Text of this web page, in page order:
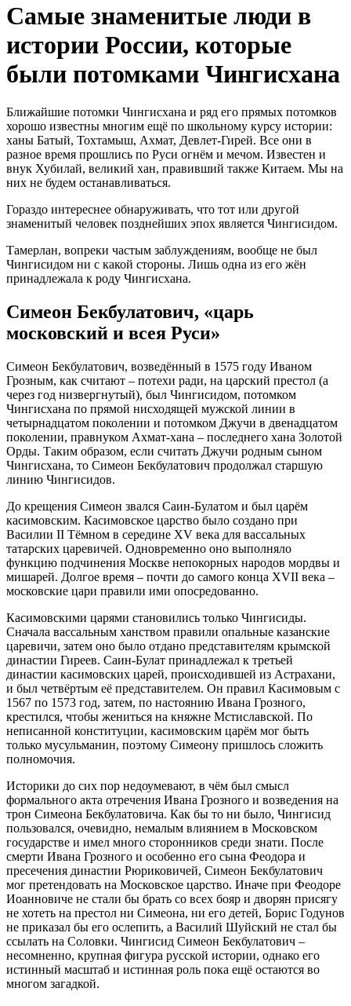
Самые знаменитые люди в
истории России, которые
были потомками Чингисхана
Ближайшие потомки Чингисхана и ряд его прямых потомков
хорошо известны многим ещё по школьному курсу истории:
ханы Батый, Тохтамыш, Ахмат, Девлет-Гирей. Все они в
разное время прошлись по Руси огнём и мечом. Известен и
внук Хубилай, великий хан, правивший также Китаем. Мы на
них не будем останавливаться.
Гораздо интереснее обнаруживать, что тот или другой
знаменитый человек позднейших эпох является Чингисидом.
Тамерлан, вопреки частым заблуждениям, вообще не был
Чингисидом ни с какой стороны. Лишь одна из его жён
принадлежала к роду Чингисхана.
Симеон Бекбулатович, «царь
московский и всея Руси»
Симеон Бекбулатович, возведённый в 1575 году Иваном
Грозным, как считают – потехи ради, на царский престол (а
через год низвергнутый), был Чингисидом, потомком
Чингисхана по прямой нисходящей мужской линии в
четырнадцатом поколении и потомком Джучи в двенадцатом
поколении, правнуком Ахмат-хана – последнего хана Золотой
Орды. Таким образом, если считать Джучи родным сыном
Чингисхана, то Симеон Бекбулатович продолжал старшую
линию Чингисидов.
До крещения Симеон звался Саин-Булатом и был царём
касимовским. Касимовское царство было создано при
Василии II Тёмном в середине XV века для вассальных
татарских царевичей. Одновременно оно выполняло
функцию подчинения Москве непокорных народов мордвы и
мишарей. Долгое время – почти до самого конца XVII века –
московские цари правили ими опосредованно.
Касимовскими царями становились только Чингисиды.
Сначала вассальным ханством правили опальные казанские
царевичи, затем оно было отдано представителям крымской
династии Гиреев. Саин-Булат принадлежал к третьей
династии касимовских царей, происходившей из Астрахани,
и был четвёртым её представителем. Он правил Касимовым с
1567 по 1573 год, затем, по настоянию Ивана Грозного,
крестился, чтобы жениться на княжне Мстиславской. По
неписанной конституции, касимовским царём мог быть
только мусульманин, поэтому Симеону пришлось сложить
полномочия.
Историки до сих пор недоумевают, в чём был смысл
формального акта отречения Ивана Грозного и возведения на
трон Симеона Бекбулатовича. Как бы то ни было, Чингисид
пользовался, очевидно, немалым влиянием в Московском
государстве и имел много сторонников среди знати. После
смерти Ивана Грозного и особенно его сына Феодора и
пресечения династии Рюриковичей, Симеон Бекбулатович
мог претендовать на Московское царство. Иначе при Феодоре
Иоанновиче не стали бы брать со всех бояр и дворян присягу
не хотеть на престол ни Симеона, ни его детей, Борис Годунов
не приказал бы его ослепить, а Василий Шуйский не стал бы
ссылать на Соловки. Чингисид Симеон Бекбулатович –
несомненно, крупная фигура русской истории, однако его
истинный масштаб и истинная роль пока ещё остаются во
многом загадкой.